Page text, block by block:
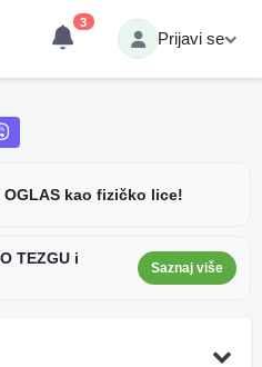
3
Prijavi se
OGLAS kao fizičko lice!
TEZGU i
Saznaj više